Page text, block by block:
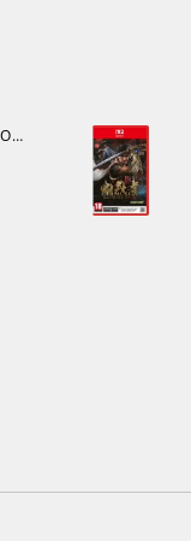
HOLLOW KNIGHT: SILKSONG [PS5]